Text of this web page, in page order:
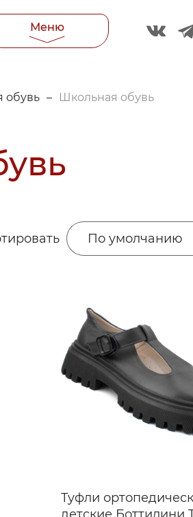
Меню
обувь – Школьная обувь
По умолчанию
Туфли